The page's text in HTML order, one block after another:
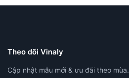
chọn
có
Theo dõi Vinaly
Cập nhật mẫu mới & ưu đãi theo mùa.